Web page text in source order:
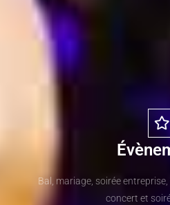
Bal, mariage, soirée
concert et